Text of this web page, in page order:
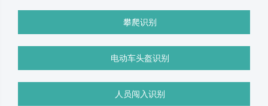
攀爬识别
电动车头盔识别
人员闯入识别